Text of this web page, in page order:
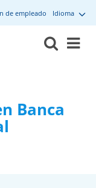
Idioma
de empleado
Banca